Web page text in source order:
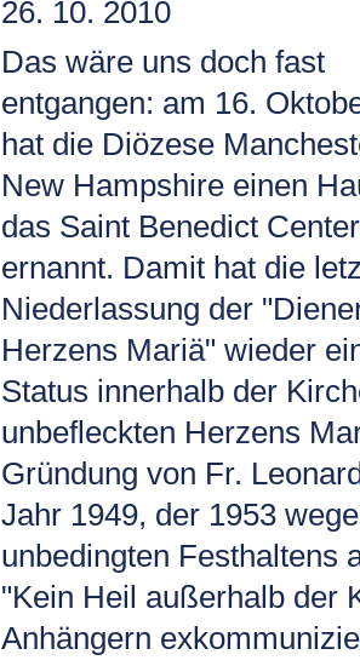
26. 10. 2010
Das wäre uns doch fast
entgangen: am 16.
hat die Diözese
New Hampshire einen
das Saint Benedict
ernannt. Damit hat die
Niederlassung der
Herzens Mariä" wieder
Status innerhalb der
unbefleckten Herzens
Gründung von Fr.
Jahr 1949, der 1953
unbedingten Festhaltens
"Kein Heil außerhalb der
Anhängern